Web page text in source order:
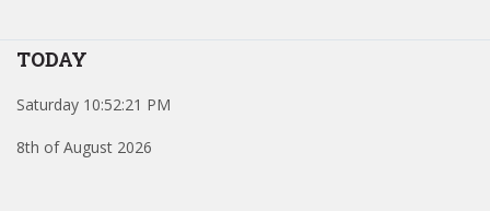
TODAY
Saturday 10:52:21 PM
8th of August 2026